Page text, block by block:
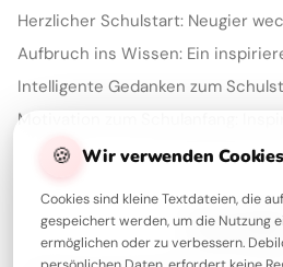
🍪 Wir verwenden Cookies
Cookies sind kleine Textdateien, die
gespeichert werden, um die Nutzung
ermöglichen oder zu verbessern.
Über